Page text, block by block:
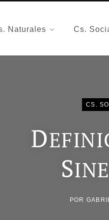
Naturales Cs.
CS.
D
S
POR